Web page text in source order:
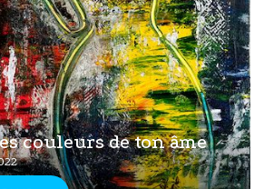
couleurs de ton âme